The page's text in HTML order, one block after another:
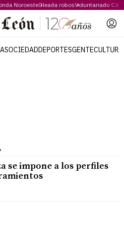
NoroesteOleada robosVoluntariado
SOCIEDADDEPORTESGENTECULTURA
se impone a los perfiles